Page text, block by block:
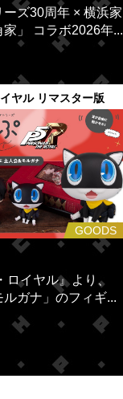
ーズ30周年 × 横浜家
」 コラボ2026年...
ヤル リマスター版
GOODS
ロイヤル』より、
ルガナ」のフィギ...